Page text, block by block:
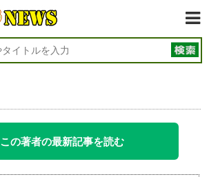
この著者の最新記事を読む